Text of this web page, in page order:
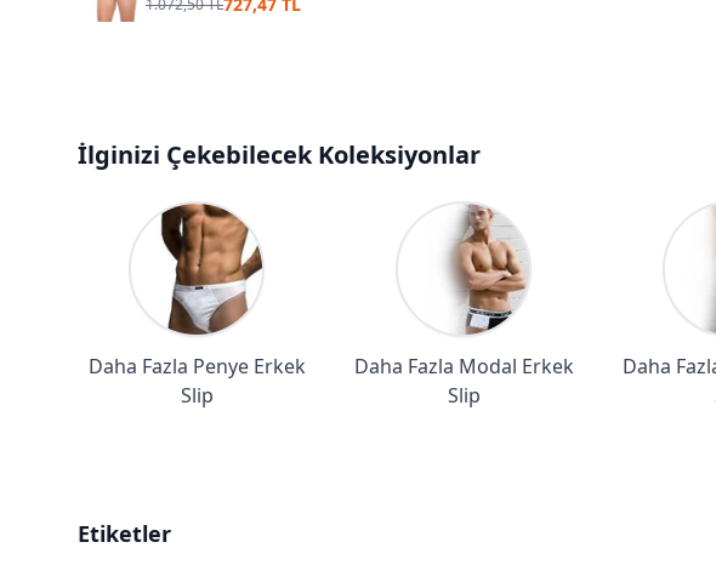
İlginizi Çekebilecek Koleksiyonlar
Daha Fazla Penye Erkek
Slip
Daha Fazla Modal Erkek
Slip
Daha
Etiketler